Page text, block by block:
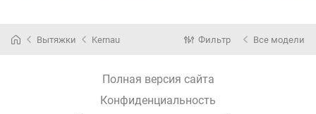
Вытяжки Kernau Фильтр Все модели
Полная версия сайта
Конфиденциальность